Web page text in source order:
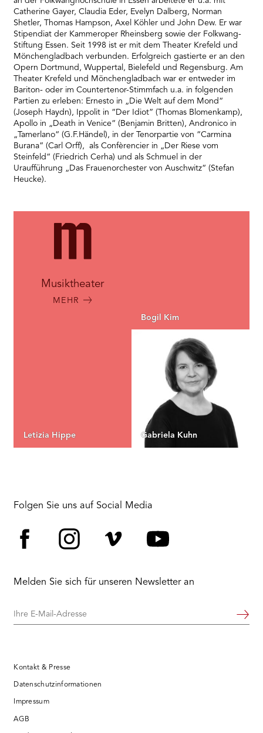
Catherine Gayer, Claudia Eder, Evelyn Dalberg, Norman
Shetler, Thomas Hampson, Axel Köhler und John Dew. Er war
Stipendiat der Kammeroper Rheinsberg sowie der Folkwang-
Stiftung Essen. Seit 1998 ist er mit dem Theater Krefeld und
Mönchengladbach verbunden. Erfolgreich gastierte er an den
Opern Dortmund, Wuppertal, Bielefeld und Regensburg. Am
Theater Krefeld und Mönchengladbach war er entweder im
Bariton- oder im Countertenor-Stimmfach u.a. in folgenden
Partien zu erleben: Ernesto in „Die Welt auf dem Mond“
(Joseph Haydn), Ippolit in “Der Idiot” (Thomas Blomenkamp),
Apollo in „Death in Venice“ (Benjamin Britten), Andronico in
„Tamerlano“ (G.F.Händel), in der Tenorpartie von “Carmina
Burana” (Carl Orff), als Confèrencier in „Der Riese vom
Steinfeld“ (Friedrich Cerha) und als Schmuel in der
Uraufführung „Das Frauenorchester von Auschwitz“ (Stefan
Heucke).
Musiktheater
MEHR
Bogil Kim
Letizia Hippe Gabriela Kuhn
Folgen Sie uns auf Social Media
Melden Sie sich für unseren Newsletter an
Ihre
Weiter
Kontakt & Presse
Datenschutzinformationen
Impressum
AGB